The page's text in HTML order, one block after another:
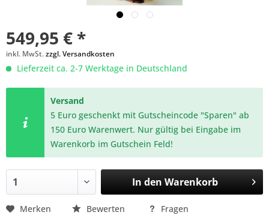
549,95 € *
inkl. MwSt.zzgl. Versandkosten
Lieferzeit ca. 2-7 Werktage in Deutschland
Versand
5 Euro geschenkt mit Gutscheincode "Sparen" ab
150 Euro Warenwert. Nur gültig bei Eingabe im
Warenkorb im Gutschein Feld!
In den Warenkorb
Merken Bewerten Fragen